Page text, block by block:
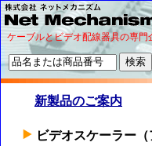
ケーブルとビデオ配線器具の専門
新製品のご案内
ビデオスケーラー